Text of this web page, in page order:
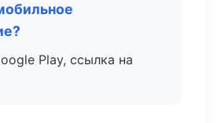
Play, ссылка на